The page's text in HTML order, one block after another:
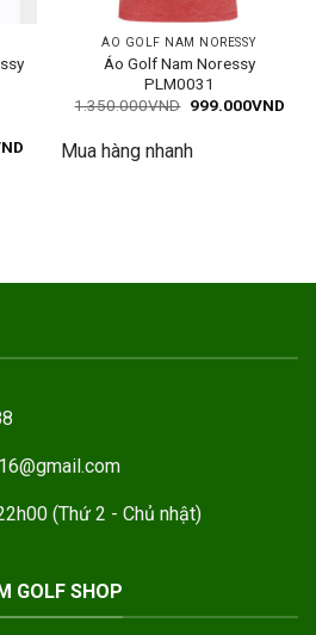
Giá
ÁO GOLF NAM NORESSY
Áo Golf Nam Noressy
PLM0031
1.350.000VND Giá
1.350.000VND.
999.000VNDGiá
Mua hàng nhanh
(Thứ 2 - Chủ nhật)
GOLF SHOP